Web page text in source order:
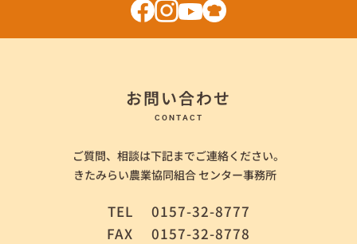
お問い合わせ
CONTACT
ご質問、相談は下記までご連絡ください。
きたみらい農業協同組合 センター事務所
TEL 0157-32-8777
FAX 0157-32-8778